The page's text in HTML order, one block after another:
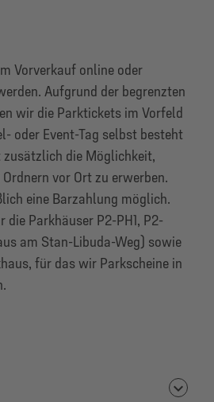
Vorverkauf online oder
Aufgrund der begrenzten
wir die Parktickets im Vorfeld
oder Event-Tag selbst besteht
zusätzlich die Möglichkeit,
vor Ort zu erwerben.
eine Barzahlung möglich.
Parkhäuser P2-PH1, P2-
am Stan-Libuda-Weg) sowie
für das wir Parkscheine in